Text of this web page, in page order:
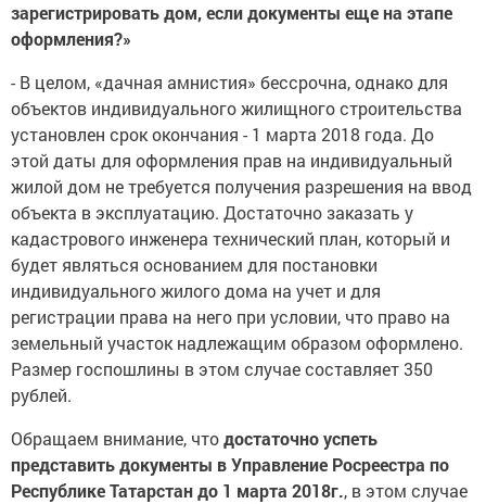
зарегистрировать дом, если документы еще на этапе
оформления?»
- В целом, «дачная амнистия» бессрочна, однако для
объектов индивидуального жилищного строительства
установлен срок окончания - 1 марта 2018 года. До
этой даты для оформления прав на индивидуальный
жилой дом не требуется получения разрешения на ввод
объекта в эксплуатацию. Достаточно заказать у
кадастрового инженера технический план, который и
будет являться основанием для постановки
индивидуального жилого дома на учет и для
регистрации права на него при условии, что право на
земельный участок надлежащим образом оформлено.
Размер госпошлины в этом случае составляет 350
рублей.
Обращаем внимание, чтодостаточно успеть
представить документы в Управление Росреестра по
Республике Татарстан до 1 марта 2018г., в этом случае